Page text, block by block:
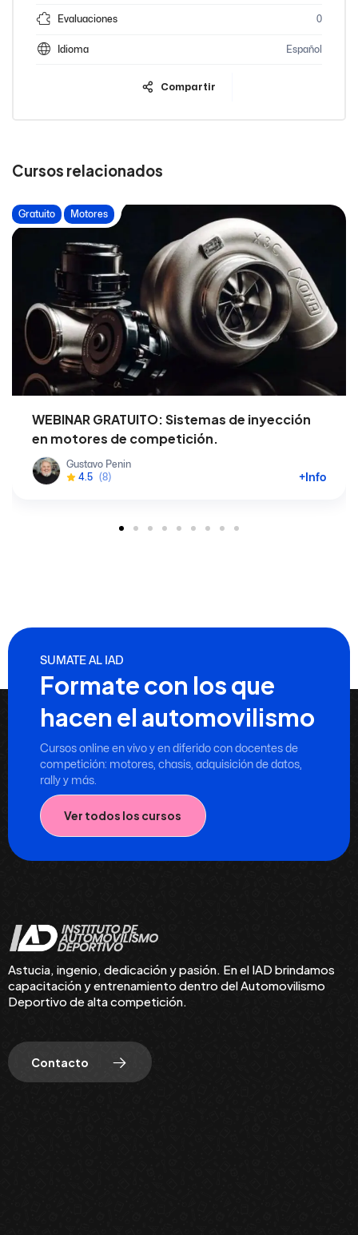
Evaluaciones 0
Idioma Español
Compartir
Cursos relacionados
Gratuito Motores
WEBINAR GRATUITO: Sistemas de inyección
en motores de competición.
Gustavo Penin
4.5 (8) +Info
SUMATE AL IAD
Formate con los que
hacen el automovilismo
Cursos online en vivo y en diferido con docentes de
competición: motores, chasis, adquisición de datos,
rally y más.
Ver todos los cursos
Astucia, ingenio, dedicación y pasión. En el IAD brindamos
capacitación y entrenamiento dentro del Automovilismo
Deportivo de alta competición.
Contacto